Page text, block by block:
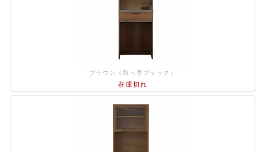
ブラウン（取っ手ブラック）
在庫切れ